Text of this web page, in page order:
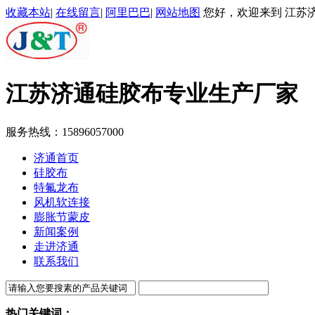
收藏本站| 在线留言| 阿里巴巴| 网站地图 您好，欢迎来到 江苏
江苏济通硅胶布专业生产厂家
服务热线： 15896057000
济通首页
硅胶布
特氟龙布
风机软连接
膨胀节蒙皮
新闻案例
走进济通
联系我们